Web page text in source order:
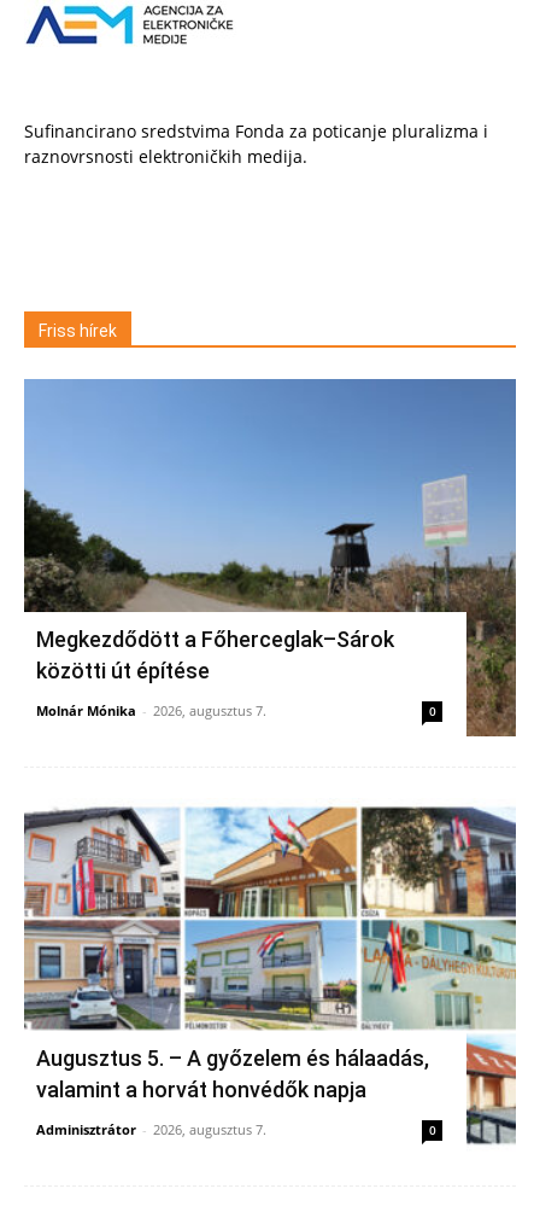
Sufinancirano sredstvima Fonda za poticanje pluralizma i
raznovrsnosti elektroničkih medija.
Friss hírek
Megkezdődött a Főherceglak–Sárok
közötti út építése
Molnár Mónika - 2026, augusztus 7. 0
Augusztus 5. – A győzelem és hálaadás,
valamint a horvát honvédők napja
Adminisztrátor - 2026, augusztus 7. 0